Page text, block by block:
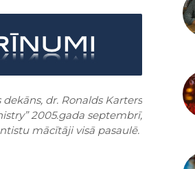
dr. Ronalds Karters
2005.gada septembrī,
mācītāji visā pasaulē.